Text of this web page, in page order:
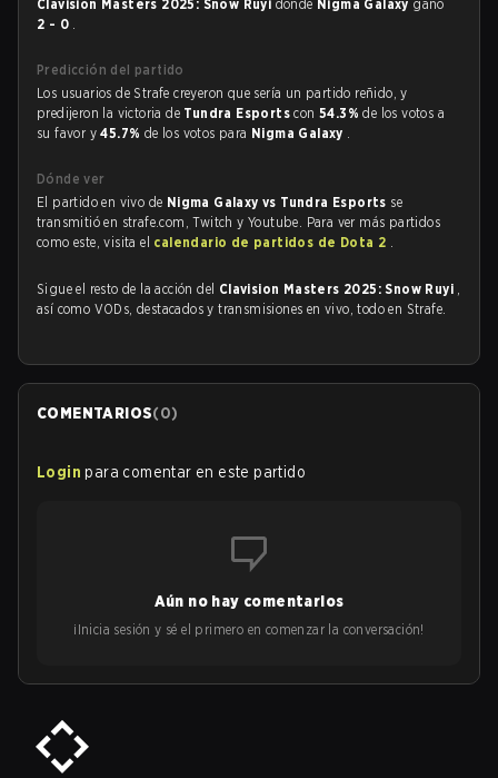
Clavision Masters 2025: Snow Ruyi donde Nigma Galaxy ganó
2 - 0 .
Predicción del partido
Los usuarios de Strafe creyeron que sería un partido reñido, y
predijeron la victoria de Tundra Esportscon54.3%de los votos a
su favor y45.7% de los votos para Nigma Galaxy .
Dónde ver
El partido en vivo de Nigma Galaxy vs Tundra Esports se
transmitió en strafe.com, Twitch y Youtube. Para ver más partidos
como este, visita el calendario de partidos de Dota 2 .
Sigue el resto de la acción del Clavision Masters 2025: Snow Ruyi ,
así como VODs, destacados y transmisiones en vivo, todo en Strafe.
COMENTARIOS(0)
Login para comentar en este partido
Aún no hay comentarios
¡Inicia sesión y sé el primero en comenzar la conversación!